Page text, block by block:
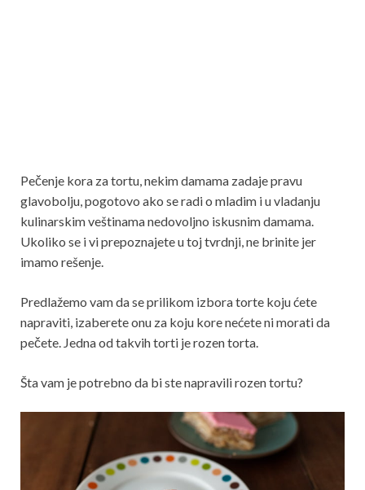
Pečenje kora za tortu, nekim damama zadaje pravu
glavobolju, pogotovo ako se radi o mladim i u vladanju
kulinarskim veštinama nedovoljno iskusnim damama.
Ukoliko se i vi prepoznajete u toj tvrdnji, ne brinite jer
imamo rešenje.
Predlažemo vam da se prilikom izbora torte koju ćete
napraviti, izaberete onu za koju kore nećete ni morati da
pečete. Jedna od takvih torti je rozen torta.
Šta vam je potrebno da bi ste napravili rozen tortu?